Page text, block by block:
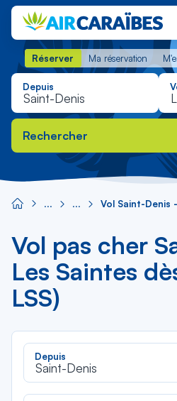
Réserver Ma réservation
Réserver Ma réservation
Depuis
Rechercher
Vol Saint-Denis
Vol pas cher
Les Saintes
LSS)
Depuis
Saint-Denis